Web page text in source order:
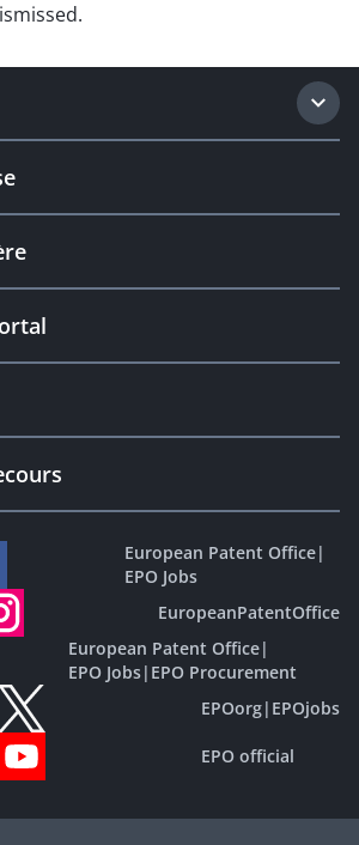
European Patent Office|
EPO Jobs
EuropeanPatentOffice
European Patent Office|
EPO Jobs| EPO Procurement
EPOorg| EPOjobs
EPO official